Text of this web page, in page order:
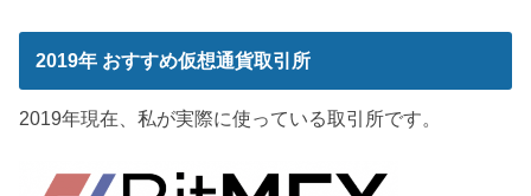
2019年 おすすめ仮想通貨取引所
2019年現在、私が実際に使っている取引所です。